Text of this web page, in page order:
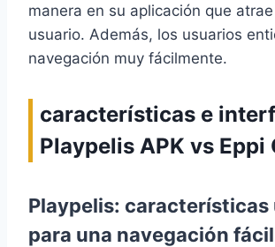
manera en su aplicación que
usuario. Además, los usuarios
navegación muy fácilmente.
características e
Playpelis APK vs Eppi
Playpelis: características
para una navegación fácil